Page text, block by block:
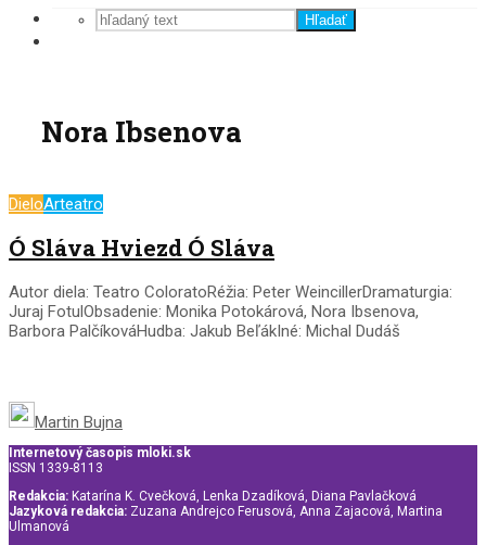
Hľadať
Nora Ibsenova
DieloArteatro
Ó Sláva Hviezd Ó Sláva
Autor diela: Teatro ColoratoRéžia: Peter WeincillerDramaturgia:
Juraj FotulObsadenie: Monika Potokárová, Nora Ibsenova,
Barbora PalčíkováHudba: Jakub BeľákIné: Michal Dudáš
Martin Bujna
Internetový časopis mloki.sk
ISSN 1339-8113
Redakcia: Katarína K. Cvečková, Lenka Dzadíková, Diana Pavlačková
Jazyková redakcia: Zuzana Andrejco Ferusová, Anna Zajacová, Martina
Ulmanová